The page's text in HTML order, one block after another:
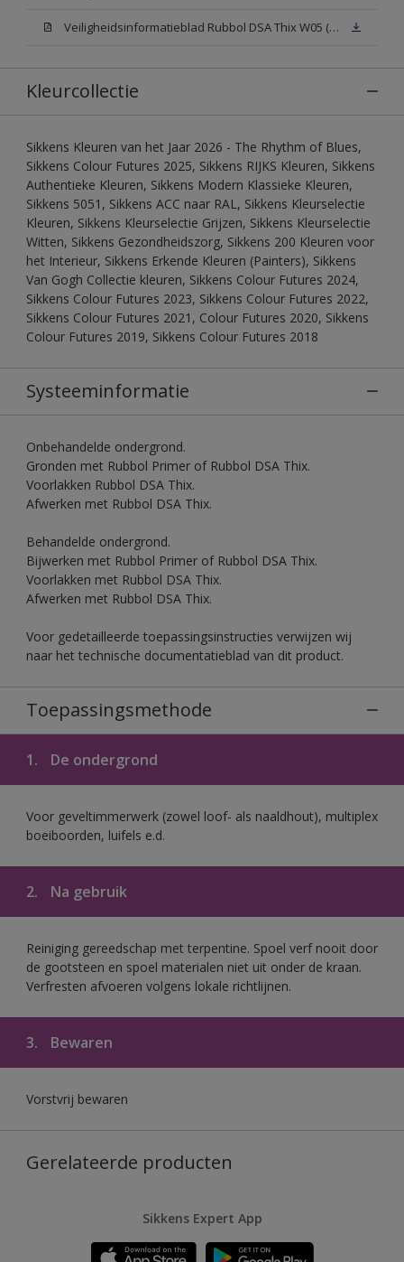
Veiligheidsinformatieblad Rubbol DSA Thix W05 (MSDS)
Kleurcollectie
Sikkens Kleuren van het Jaar 2026 - The Rhythm of Blues,
Sikkens Colour Futures 2025, Sikkens RIJKS Kleuren, Sikkens
Authentieke Kleuren, Sikkens Modern Klassieke Kleuren,
Sikkens 5051, Sikkens ACC naar RAL, Sikkens Kleurselectie
Kleuren, Sikkens Kleurselectie Grijzen, Sikkens Kleurselectie
Witten, Sikkens Gezondheidszorg, Sikkens 200 Kleuren voor
het Interieur, Sikkens Erkende Kleuren (Painters), Sikkens
Van Gogh Collectie kleuren, Sikkens Colour Futures 2024,
Sikkens Colour Futures 2023, Sikkens Colour Futures 2022,
Sikkens Colour Futures 2021, Colour Futures 2020, Sikkens
Colour Futures 2019, Sikkens Colour Futures 2018
Systeeminformatie
Onbehandelde ondergrond.
Gronden met Rubbol Primer of Rubbol DSA Thix.
Voorlakken Rubbol DSA Thix.
Afwerken met Rubbol DSA Thix.
Behandelde ondergrond.
Bijwerken met Rubbol Primer of Rubbol DSA Thix.
Voorlakken met Rubbol DSA Thix.
Afwerken met Rubbol DSA Thix.
Voor gedetailleerde toepassingsinstructies verwijzen wij
naar het technische documentatieblad van dit product.
Toepassingsmethode
1. De ondergrond
Voor geveltimmerwerk (zowel loof- als naaldhout), multiplex
boeiboorden, luifels e.d.
2. Na gebruik
Reiniging gereedschap met terpentine. Spoel verf nooit door
de gootsteen en spoel materialen niet uit onder de kraan.
Verfresten afvoeren volgens lokale richtlijnen.
3. Bewaren
Vorstvrij bewaren
Gerelateerde producten
Sikkens Expert App